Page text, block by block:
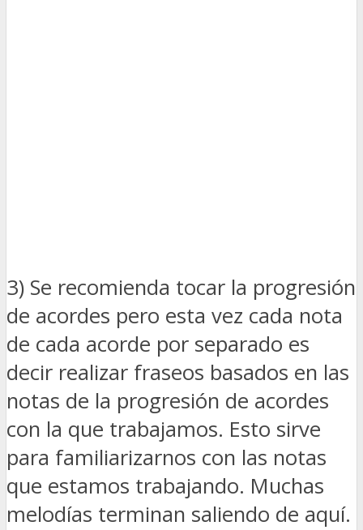
3) Se recomienda tocar la progresión
de acordes pero esta vez cada nota
de cada acorde por separado es
decir realizar fraseos basados en las
notas de la progresión de acordes
con la que trabajamos. Esto sirve
para familiarizarnos con las notas
que estamos trabajando. Muchas
melodías terminan saliendo de aquí.